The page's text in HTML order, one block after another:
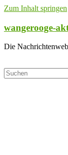
Zum Inhalt springen
wangerooge-
Die